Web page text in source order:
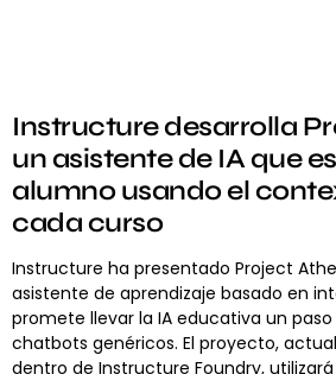
Instructure desarrolla
un asistente de IA que
alumno usando el
cada curso
Instructure ha presentado Project
asistente de aprendizaje basado en
promete llevar la IA educativa un
chatbots genéricos. El proyecto,
dentro de Instructure Foundry,